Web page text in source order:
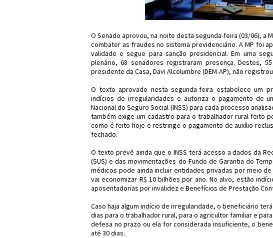
O Senado aprovou, na noite desta segunda-feira (03/06), a
combater as fraudes no sistema previdenciário. A MP foi
validade e segue para sanção presidencial. Em uma
plenário, 68 senadores registraram presença. Destes,
presidente da Casa, Davi Alcolumbre (DEM-AP), não
O texto aprovado nesta segunda-feira estabelece um
indícios de irregularidades e autoriza o pagamento de
Nacional do Seguro Social (INSS) para cada processo
também exige um cadastro para o trabalhador rural feito
como é feito hoje e restringe o pagamento de auxílio-
fechado.
O texto prevê ainda que o INSS terá acesso a dados da
(SUS) e das movimentações do Fundo de Garantia do
médicos pode ainda incluir entidades privadas por meio
vai economizar R$ 10 bilhões por ano. No alvo, estão
aposentadorias por invalidez e Benefícios de Prestação
Caso haja algum indício de irregularidade, o beneficiário
dias para o trabalhador rural, para o agricultor familiar e
defesa no prazo ou ela for considerada insuficiente, o
até 30 dias.